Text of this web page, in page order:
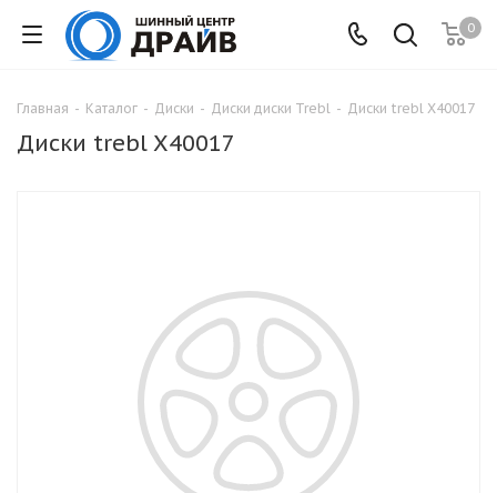
0
Главная - Каталог - Диски - Диски диски Trebl - Диски trebl X40017
Диски trebl X40017